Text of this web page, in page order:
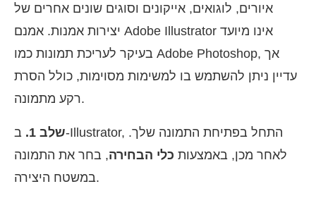
איורים, לוגואים, אייקונים וסוגים שונים אחרים של
יצירות אמנות. אמנם Adobe Illustrator אינו מיועד
בעיקר לעריכת תמונות כמו Adobe Photoshop, אך
עדיין ניתן להשתמש בו למשימות מסוימות, כולל הסרת
רקע מתמונה.
שלב 1.
ב-Illustrator, התחל בפתיחת התמונה שלך.
לאחר מכן, באמצעות כלי הבחירה, בחר את התמונה
במשטח היצירה.